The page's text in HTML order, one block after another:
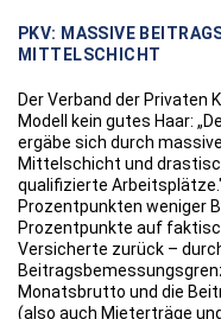
PKV: MASSIVE
MITTELSCHICHT
Der Verband der Privaten
Modell kein gutes Haar:
ergäbe sich durch
Mittelschicht und
qualifizierte
Prozentpunkten weniger
Prozentpunkte auf
Versicherte zurück –
Monatsbrutto und die
(also auch Mieterträge